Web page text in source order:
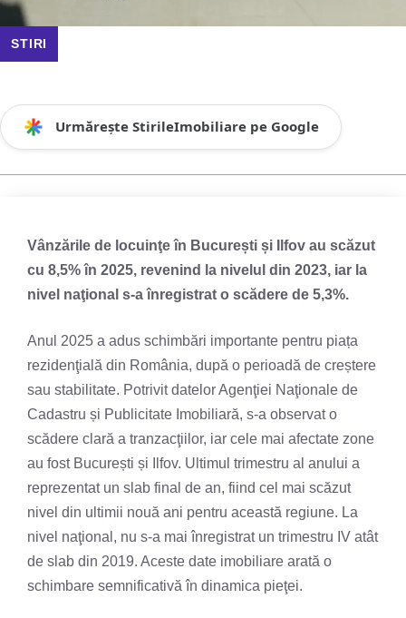
STIRI
Urmărește StirileImobiliare pe Google
Vânzările de locuinţe în București și Ilfov au scăzut
cu 8,5% în 2025, revenind la nivelul din 2023, iar la
nivel naţional s-a înregistrat o scădere de 5,3%.
Anul 2025 a adus schimbări importante pentru piața
rezidenţială din România, după o perioadă de creștere
sau stabilitate. Potrivit datelor Agenţiei Naţionale de
Cadastru și Publicitate Imobiliară, s-a observat o
scădere clară a tranzacţiilor, iar cele mai afectate zone
au fost București și Ilfov. Ultimul trimestru al anului a
reprezentat un slab final de an, fiind cel mai scăzut
nivel din ultimii nouă ani pentru această regiune. La
nivel naţional, nu s-a mai înregistrat un trimestru IV atât
de slab din 2019. Aceste date imobiliare arată o
schimbare semnificativă în dinamica pieţei.